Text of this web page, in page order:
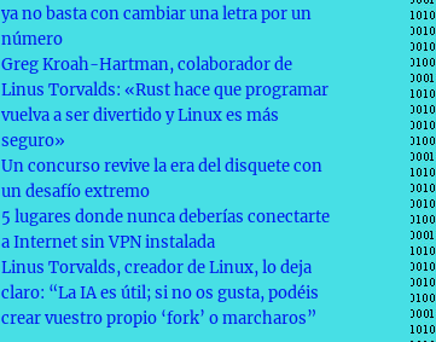
ya no basta con cambiar una letra por un
número
Greg Kroah-Hartman, colaborador de
Linus Torvalds: «Rust hace que programar
vuelva a ser divertido y Linux es más
seguro»
Un concurso revive la era del disquete con
un desafío extremo
5 lugares donde nunca deberías conectarte
a Internet sin VPN instalada
Linus Torvalds, creador de Linux, lo deja
claro: “La IA es útil; si no os gusta, podéis
crear vuestro propio ‘fork’ o marcharos”